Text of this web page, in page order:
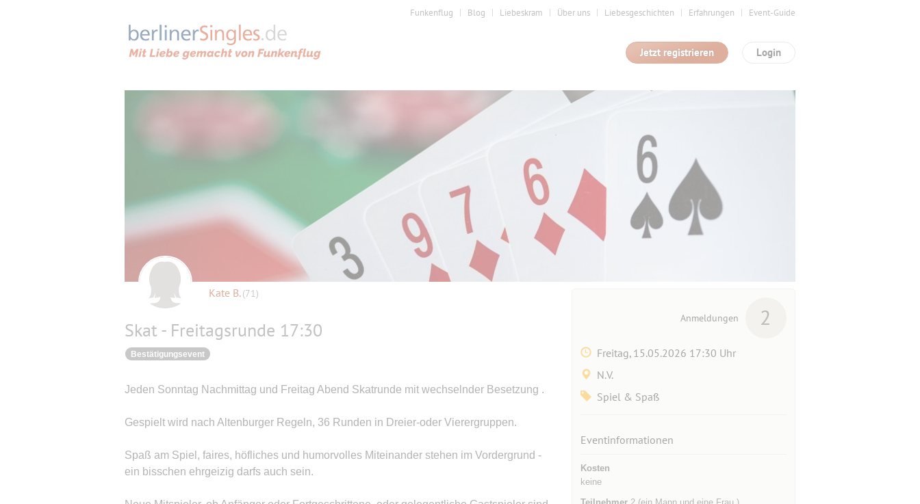
Funkenflug Blog Liebeskram Über uns Liebesgeschichten Erfahrungen Event-Guide
Login
Jetzt registrieren
Kate B.(71)
Skat - Freitagsrunde 17:30
Bestätigungsevent
Jeden Sonntag Nachmittag und Freitag Abend Skatrunde mit wechselnder Besetzung .
Gespielt wird nach Altenburger Regeln, 36 Runden in Dreier-oder Vierergruppen.
Spaß am Spiel, faires, höfliches und humorvolles Miteinander stehen im Vordergrund -
ein bisschen ehrgeizig darfs auch sein.
Anmeldungen 2
Freitag, 15.05.2026 17:30 Uhr
N.V.
Spiel & Spaß
Eventinformationen
Kosten
keine